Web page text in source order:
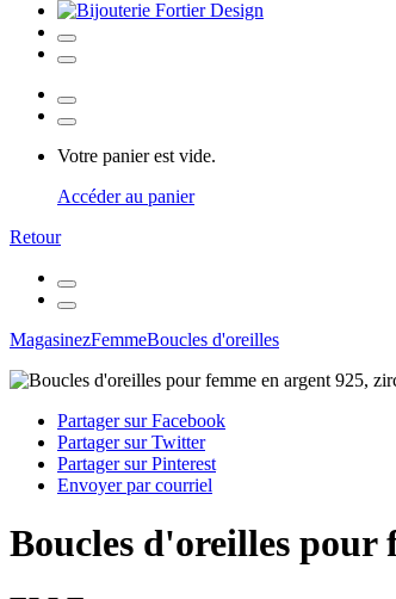
Votre panier est vide.
Accéder au panier
Retour
MagasinezFemmeBoucles d'oreilles
Partager sur Facebook
Partager sur Twitter
Partager sur Pinterest
Envoyer par courriel
Boucles d'oreilles pour